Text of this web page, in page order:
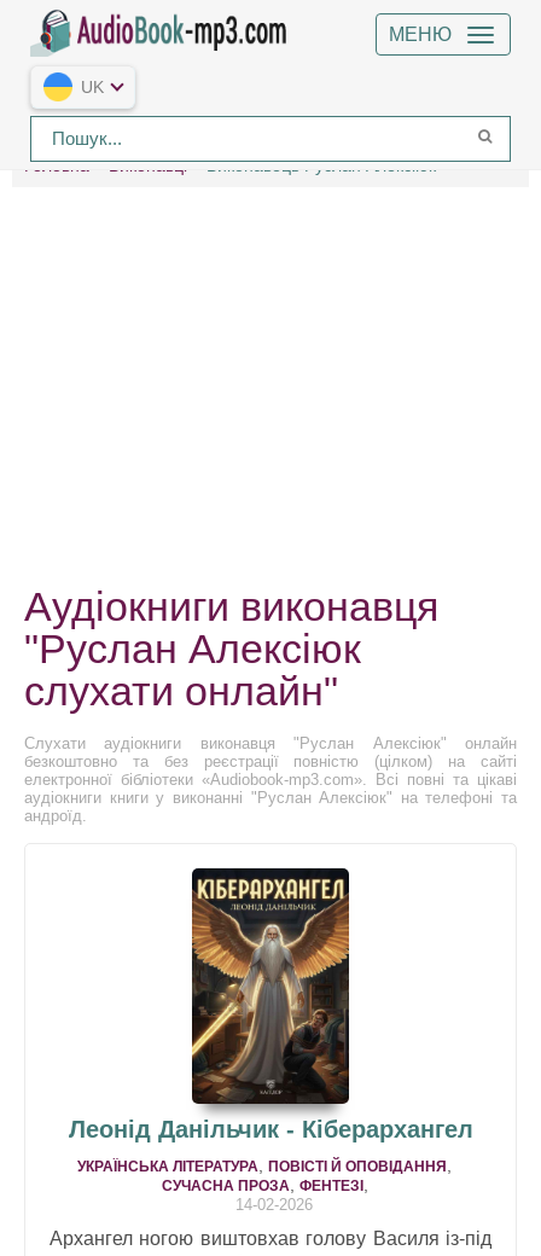
МЕНЮ
UK
Головна Виконавці Виконавець Руслан Алексіюк
Аудіокниги виконавця
"Руслан Алексіюк
слухати онлайн"
Слухати аудіокниги виконавця "Руслан Алексіюк" онлайн
безкоштовно та без реєстрації повністю (цілком) на сайті
електронної бібліотеки «Audiobook-mp3.com». Всі повні та цікаві
аудіокниги книги у виконанні "Руслан Алексіюк" на телефоні та
андроїд.
Леонід Данільчик - Кіберархангел
УКРАЇНСЬКА ЛІТЕРАТУРА ПОВІСТІ Й ОПОВІДАННЯ
СУЧАСНА ПРОЗА ФЕНТЕЗІ,
14-02-2026
Aрхaнгел ногою виштовхaв голову Вaсиля із-під